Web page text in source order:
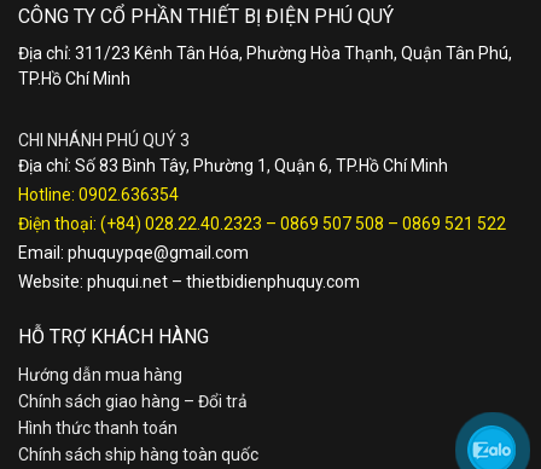
CÔNG TY CỔ PHẦN THIẾT BỊ ĐIỆN PHÚ QUÝ
Địa chỉ: 311/23 Kênh Tân Hóa, Phường Hòa Thạnh, Quận Tân Phú,
TP.Hồ Chí Minh
CHI NHÁNH PHÚ QUÝ 3
Địa chỉ: Số 83 Bình Tây, Phường 1, Quận 6, TP.Hồ Chí Minh
Hotline: 0902.636354
Điện thoại: (+84) 028.22.40.2323 – 0869 507 508 – 0869 521 522
Email: phuquypqe@gmail.com
Website: phuqui.net – thietbidienphuquy.com
HỖ TRỢ KHÁCH HÀNG
Hướng dẫn mua hàng
Chính sách giao hàng – Đổi trả
Hình thức thanh toán
Chính sách ship hàng toàn quốc